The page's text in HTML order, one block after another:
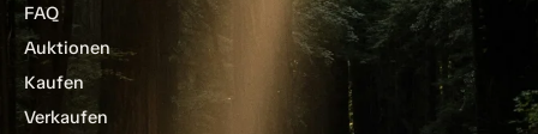
FAQ
Auktionen
Kaufen
Verkaufen